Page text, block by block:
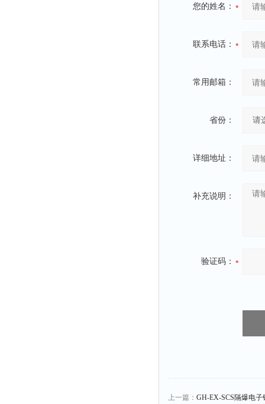
您的姓名：
联系电话：
常用邮箱：
省份：
详细地址：
补充说明：
验证码：
上一篇： GH-EX-SCS隔爆电